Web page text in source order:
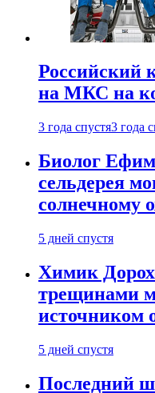
Российский
на МКС на
3 года спустя3 года
Биолог
сельдерея
солнечному
5 дней спустя
Химик
трещинами
источником
5 дней спустя
Последний